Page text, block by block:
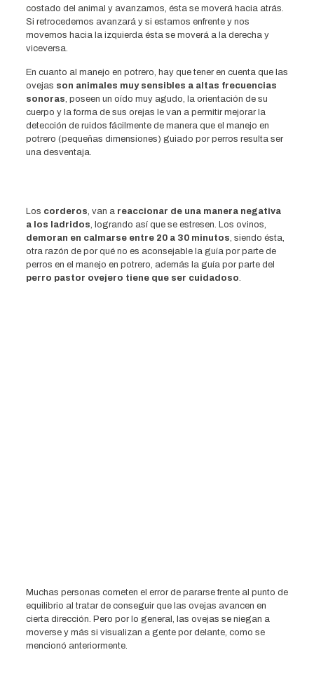
costado del animal y avanzamos, ésta se moverá hacia atrás.
Si retrocedemos avanzará y si estamos enfrente y nos
movemos hacia la izquierda ésta se moverá a la derecha y
viceversa.
En cuanto al manejo en potrero, hay que tener en cuenta que las
ovejas son animales muy sensibles a altas frecuencias
sonoras, poseen un oído muy agudo, la orientación de su
cuerpo y la forma de sus orejas le van a permitir mejorar la
detección de ruidos fácilmente de manera que el manejo en
potrero (pequeñas dimensiones) guiado por perros resulta ser
una desventaja.
Los corderos, van a reaccionar de una manera negativa
a los ladridos, logrando así que se estresen. Los ovinos,
demoran en calmarse entre 20 a 30 minutos, siendo ésta,
otra razón de por qué no es aconsejable la guía por parte de
perros en el manejo en potrero, además la guía por parte del
perro pastor ovejero tiene que ser cuidadoso.
Muchas personas cometen el error de pararse frente al punto de
equilibrio al tratar de conseguir que las ovejas avancen en
cierta dirección. Pero por lo general, las ovejas se niegan a
moverse y más si visualizan a gente por delante, como se
mencionó anteriormente.